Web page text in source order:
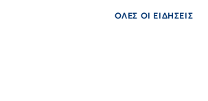
ΟΛΕΣ ΟΙ ΕΙΔΗΣΕΙΣ